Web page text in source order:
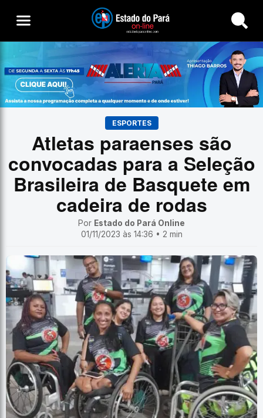
Buscar
ESPORTES
Atletas paraenses são
convocadas para a Seleção
Brasileira de Basquete em
cadeira de rodas
Por Estado do Pará Online
01/11/2023 às 14:36 • 2 min